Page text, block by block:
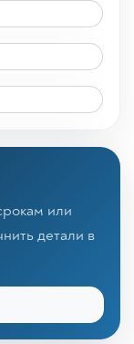
или
детали в